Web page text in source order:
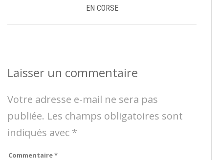
EN CORSE
Laisser un commentaire
Votre adresse e-mail ne sera pas
publiée. Les champs obligatoires sont
indiqués avec *
Commentaire*